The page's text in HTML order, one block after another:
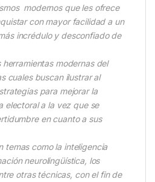
modernos que les ofrece
con mayor facilidad a un
incrédulo y desconfiado de
modernas del
cuales buscan ilustrar al
para mejorar la
electoral a la vez que se
en cuanto a sus
temas como la inteligencia
neurolingüística, los
otras técnicas, con el fin de